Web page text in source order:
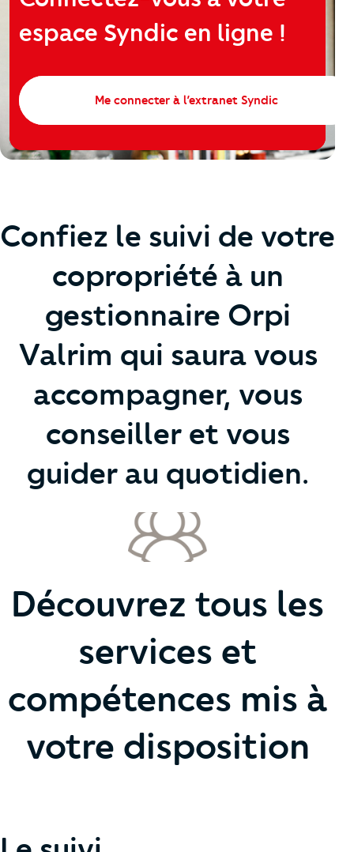
espace Syndic en ligne !
Me connecter à l’extranet Syndic
Confiez le suivi de votre
copropriété à un
gestionnaire Orpi
Valrim qui saura vous
accompagner, vous
conseiller et vous
guider au quotidien.
Découvrez tous les
services et
compétences mis à
votre disposition